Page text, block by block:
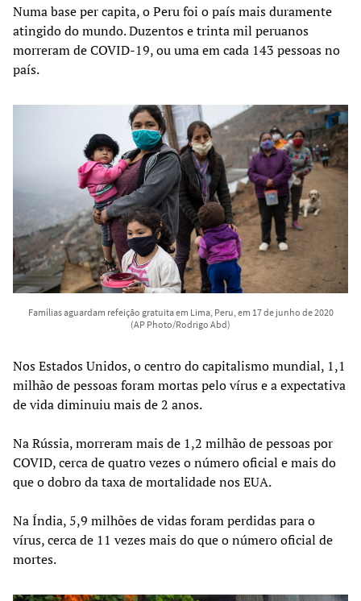
Numa base per capita, o Peru foi o país mais duramente
atingido do mundo. Duzentos e trinta mil peruanos
morreram de COVID-19, ou uma em cada 143 pessoas no
país.
Famílias aguardam refeição gratuita em Lima, Peru, em 17 de junho de 2020
(AP Photo/Rodrigo Abd)
Nos Estados Unidos, o centro do capitalismo mundial, 1,1
milhão de pessoas foram mortas pelo vírus e a expectativa
de vida diminuiu mais de 2 anos.
Na Rússia, morreram mais de 1,2 milhão de pessoas por
COVID, cerca de quatro vezes o número oficial e mais do
que o dobro da taxa de mortalidade nos EUA.
Na Índia, 5,9 milhões de vidas foram perdidas para o
vírus, cerca de 11 vezes mais do que o número oficial de
mortes.